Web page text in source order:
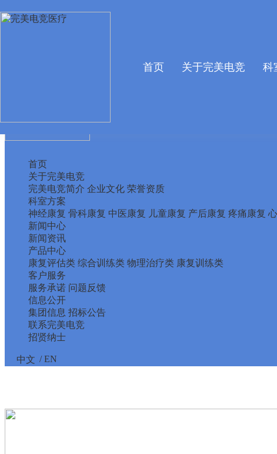
Warning: mkdir(): No space left on device in
首页 关于完美电竞 科
首页
关于完美电竞
完美电竞简介 企业文化 荣誉资质
科室方案
神经康复 骨科康复 中医康复 儿童康复 产后康复 疼痛康复
新闻中心
新闻资讯
产品中心
康复评估类 综合训练类 物理治疗类 康复训练类
客户服务
服务承诺 问题反馈
信息公开
集团信息 招标公告
联系完美电竞
招贤纳士
中文 / EN